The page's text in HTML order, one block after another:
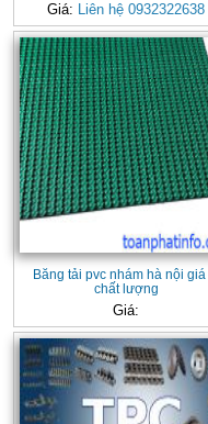
Giá: Liên hệ 0932322638
Băng tải pvc nhám hà nội giá
chất lượng
Giá: